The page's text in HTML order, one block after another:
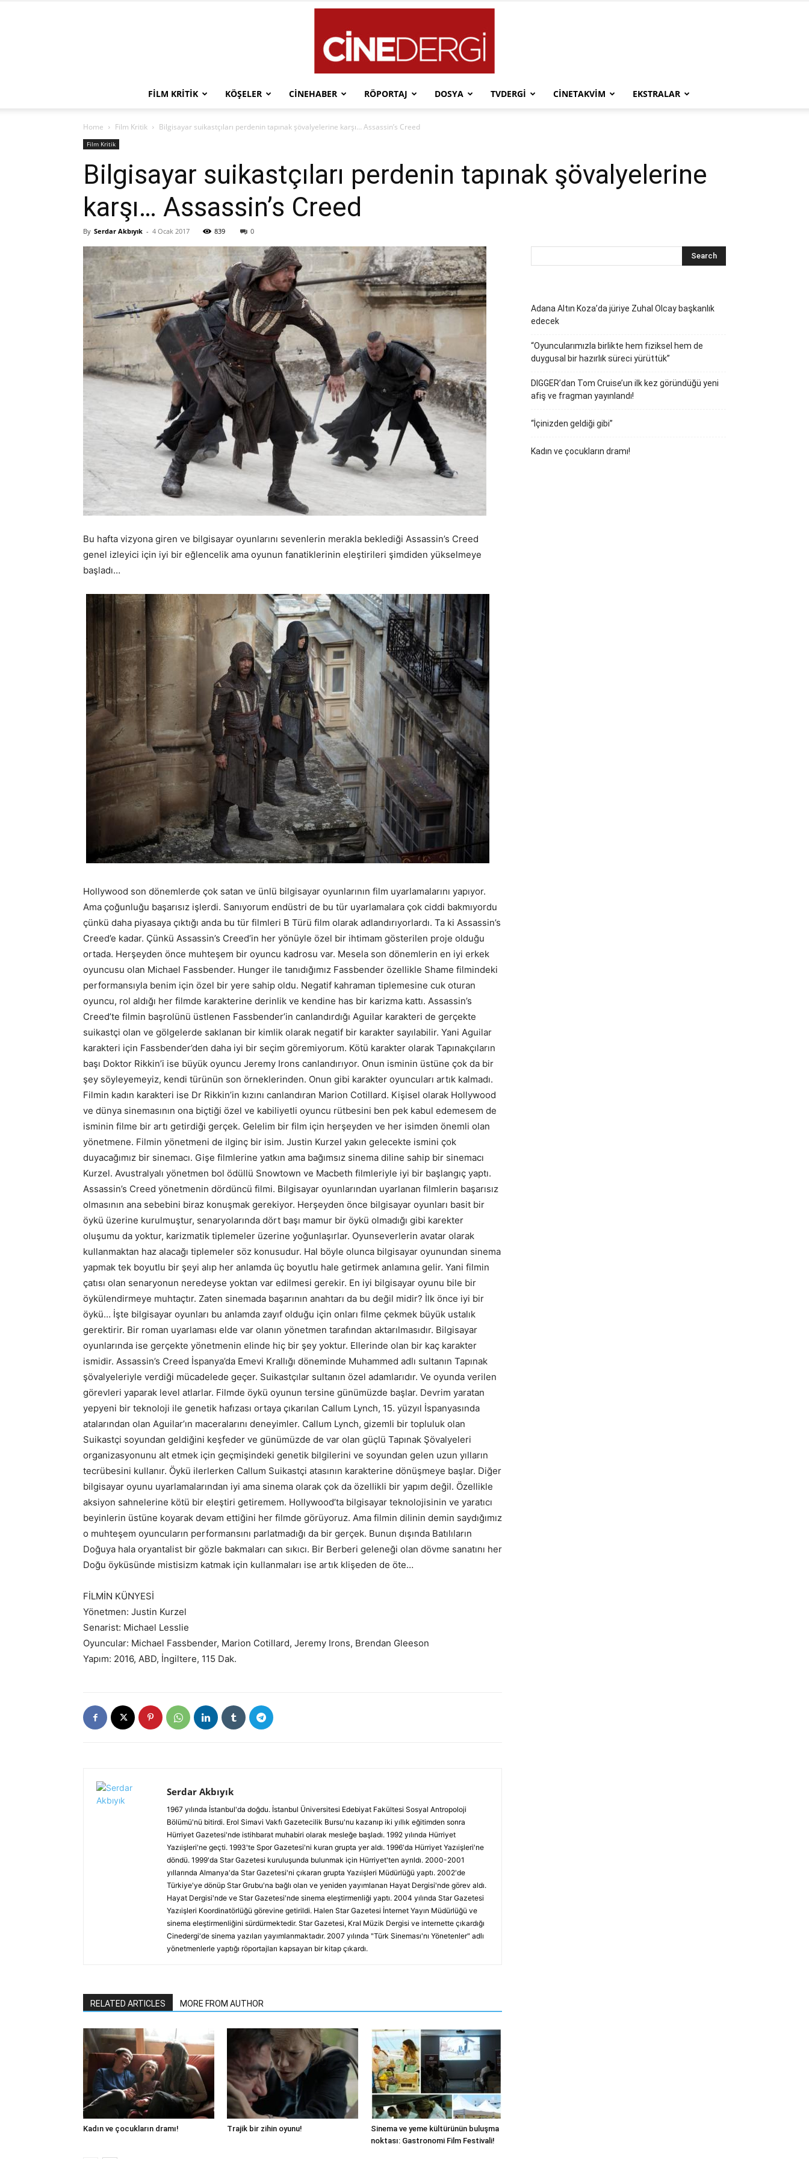
FILM KRITIK KÖŞELER CINEHABER RÖPORTAJ DOSYA TVDERGI CINETAKVIM EKSTRALAR
Home Film Kritik Bilgisayar suikastçıları perdenin tapınak şövalyelerine karşı… Assassin’s Creed
Film Kritik
Bilgisayar suikastçıları perdenin tapınak şövalyelerine
karşı… Assassin’s Creed
By Serdar Akbıyık - 4 Ocak 2017 839 0
Bu hafta vizyona giren ve bilgisayar oyunlarını sevenlerin merakla beklediği Assassin’s Creed
genel izleyici için iyi bir eğlencelik ama oyunun fanatiklerinin eleştirileri şimdiden yükselmeye
başladı…
Hollywood son dönemlerde çok satan ve ünlü bilgisayar oyunlarının film uyarlamalarını yapıyor.
Ama çoğunluğu başarısız işlerdi. Sanıyorum endüstri de bu tür uyarlamalara çok ciddi bakmıyordu
çünkü daha piyasaya çıktığı anda bu tür filmleri B Türü film olarak adlandırıyorlardı. Ta ki Assassin’s
Creed’e kadar. Çünkü Assassin’s Creed’in her yönüyle özel bir ihtimam gösterilen proje olduğu
ortada. Herşeyden önce muhteşem bir oyuncu kadrosu var. Mesela son dönemlerin en iyi erkek
oyuncusu olan Michael Fassbender. Hunger ile tanıdığımız Fassbender özellikle Shame filmindeki
performansıyla benim için özel bir yere sahip oldu. Negatif kahraman tiplemesine cuk oturan
oyuncu, rol aldığı her filmde karakterine derinlik ve kendine has bir karizma kattı. Assassin’s
Creed’te filmin başrolünü üstlenen Fassbender’in canlandırdığı Aguilar karakteri de gerçekte
suikastçi olan ve gölgelerde saklanan bir kimlik olarak negatif bir karakter sayılabilir. Yani Aguilar
karakteri için Fassbender’den daha iyi bir seçim göremiyorum. Kötü karakter olarak Tapınakçıların
başı Doktor Rikkin’i ise büyük oyuncu Jeremy Irons canlandırıyor. Onun isminin üstüne çok da bir
şey söyleyemeyiz, kendi türünün son örneklerinden. Onun gibi karakter oyuncuları artık kalmadı.
Filmin kadın karakteri ise Dr Rikkin’in kızını canlandıran Marion Cotillard. Kişisel olarak Hollywood
ve dünya sinemasının ona biçtiği özel ve kabiliyetli oyuncu rütbesini ben pek kabul edemesem de
isminin filme bir artı getirdiği gerçek. Gelelim bir film için herşeyden ve her isimden önemli olan
yönetmene. Filmin yönetmeni de ilginç bir isim. Justin Kurzel yakın gelecekte ismini çok
duyacağımız bir sinemacı. Gişe filmlerine yatkın ama bağımsız sinema diline sahip bir sinemacı
Kurzel. Avustralyalı yönetmen bol ödüllü Snowtown ve Macbeth filmleriyle iyi bir başlangıç yaptı.
Assassin’s Creed yönetmenin dördüncü filmi. Bilgisayar oyunlarından uyarlanan filmlerin başarısız
olmasının ana sebebini biraz konuşmak gerekiyor. Herşeyden önce bilgisayar oyunları basit bir
öykü üzerine kurulmuştur, senaryolarında dört başı mamur bir öykü olmadığı gibi karekter
oluşumu da yoktur, karizmatik tiplemeler üzerine yoğunlaşırlar. Oyunseverlerin avatar olarak
kullanmaktan haz alacağı tiplemeler söz konusudur. Hal böyle olunca bilgisayar oyunundan sinema
yapmak tek boyutlu bir şeyi alıp her anlamda üç boyutlu hale getirmek anlamına gelir. Yani filmin
çatısı olan senaryonun neredeyse yoktan var edilmesi gerekir. En iyi bilgisayar oyunu bile bir
öykülendirmeye muhtaçtır. Zaten sinemada başarının anahtarı da bu değil midir? İlk önce iyi bir
öykü… İşte bilgisayar oyunları bu anlamda zayıf olduğu için onları filme çekmek büyük ustalık
gerektirir. Bir roman uyarlaması elde var olanın yönetmen tarafından aktarılmasıdır. Bilgisayar
oyunlarında ise gerçekte yönetmenin elinde hiç bir şey yoktur. Ellerinde olan bir kaç karakter
ismidir. Assassin’s Creed İspanya’da Emevi Krallığı döneminde Muhammed adlı sultanın Tapınak
şövalyeleriyle verdiği mücadelede geçer. Suikastçılar sultanın özel adamlarıdır. Ve oyunda verilen
görevleri yaparak level atlarlar. Filmde öykü oyunun tersine günümüzde başlar. Devrim yaratan
yepyeni bir teknoloji ile genetik hafızası ortaya çıkarılan Callum Lynch, 15. yüzyıl İspanyasında
atalarından olan Aguilar’ın maceralarını deneyimler. Callum Lynch, gizemli bir topluluk olan
Suikastçi soyundan geldiğini keşfeder ve günümüzde de var olan güçlü Tapınak Şövalyeleri
organizasyonunu alt etmek için geçmişindeki genetik bilgilerini ve soyundan gelen uzun yılların
tecrübesini kullanır. Öykü ilerlerken Callum Suikastçi atasının karakterine dönüşmeye başlar. Diğer
bilgisayar oyunu uyarlamalarından iyi ama sinema olarak çok da özellikli bir yapım değil. Özellikle
aksiyon sahnelerine kötü bir eleştiri getiremem. Hollywood’ta bilgisayar teknolojisinin ve yaratıcı
beyinlerin üstüne koyarak devam ettiğini her filmde görüyoruz. Ama filmin dilinin demin saydığımız
o muhteşem oyuncuların performansını parlatmadığı da bir gerçek. Bunun dışında Batılıların
Doğuya hala oryantalist bir gözle bakmaları can sıkıcı. Bir Berberi geleneği olan dövme sanatını her
Doğu öyküsünde mistisizm katmak için kullanmaları ise artık klişeden de öte…
FİLMİN KÜNYESİ
Yönetmen: Justin Kurzel
Senarist: Michael Lesslie
Oyuncular: Michael Fassbender, Marion Cotillard, Jeremy Irons, Brendan Gleeson
Yapım: 2016, ABD, İngiltere, 115 Dak.
Serdar Akbıyık
1967 yılında İstanbul'da doğdu. İstanbul Üniversitesi Edebiyat Fakültesi Sosyal Antropoloji
Bölümü'nü bitirdi. Erol Simavi Vakfı Gazetecilik Bursu'nu kazanıp iki yıllık eğitimden sonra
Hürriyet Gazetesi'nde istihbarat muhabiri olarak mesleğe başladı. 1992 yılında Hürriyet
Yazıişleri'ne geçti. 1993'te Spor Gazetesi'ni kuran grupta yer aldı. 1996'da Hürriyet Yazıişleri'ne
döndü. 1999'da Star Gazetesi kuruluşunda bulunmak için Hürriyet'ten ayrıldı. 2000-2001
yıllarında Almanya'da Star Gazetesi'ni çıkaran grupta Yazıişleri Müdürlüğü yaptı. 2002'de
Türkiye'ye dönüp Star Grubu'na bağlı olan ve yeniden yayımlanan Hayat Dergisi'nde görev aldı.
Hayat Dergisi'nde ve Star Gazetesi'nde sinema eleştirmenliği yaptı. 2004 yılında Star Gazetesi
Yazıişleri Koordinatörlüğü görevine getirildi. Halen Star Gazetesi İnternet Yayın Müdürlüğü ve
sinema eleştirmenliğini sürdürmektedir. Star Gazetesi, Kral Müzik Dergisi ve internette çıkardığı
Cinedergi'de sinema yazıları yayımlanmaktadır. 2007 yılında "Türk Sineması'nı Yönetenler" adlı
yönetmenlerle yaptığı röportajları kapsayan bir kitap çıkardı.
RELATED ARTICLES MORE FROM AUTHOR
Kadın ve çocukların dramı! Trajik bir zihin oyunu!
Sinema ve yeme kültürünün buluşma
noktası: Gastronomi Film Festivali!
Adana Altın Koza’da jüriye Zuhal Olcay başkanlık
edecek
“Oyuncularımızla birlikte hem fiziksel hem de
duygusal bir hazırlık süreci yürüttük”
DIGGER’dan Tom Cruise’un ilk kez göründüğü yeni
afiş ve fragman yayınlandı!
“İçinizden geldiği gibi”
Kadın ve çocukların dramı!